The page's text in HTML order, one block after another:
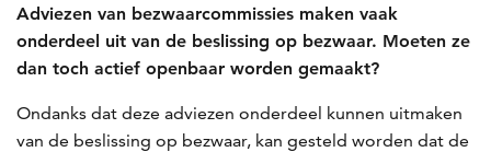
Adviezen van bezwaarcommissies maken vaak
onderdeel uit van de beslissing op bezwaar. Moeten ze
dan toch actief openbaar worden gemaakt?
Ondanks dat deze adviezen onderdeel kunnen uitmaken
van de beslissing op bezwaar, kan gesteld worden dat de